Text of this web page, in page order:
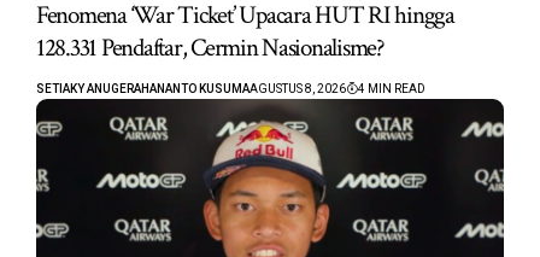
Fenomena ‘War Ticket’ Upacara HUT RI hingga
128.331 Pendaftar, Cermin Nasionalisme?
SETIAKY ANUGERAHANANTO KUSUMAAGUSTUS 8, 2026 4 MIN READ